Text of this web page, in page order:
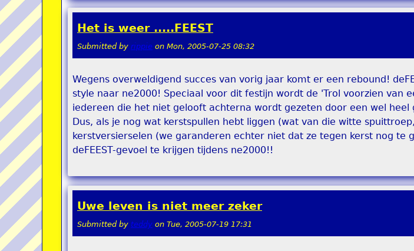
Het is weer .....FEEST
Submitted by rippie on Mon, 2005-07-25 08:32
Wegens overweldigend succes van vorig jaar komt er een rebound!
style naar ne2000! Speciaal voor dit festijn wordt de 'Trol voorzien van
iedereen die het niet gelooft achterna wordt gezeten door een wel heel
Dus, als je nog wat kerstspullen hebt liggen (wat van die witte
kerstversierselen (we garanderen echter niet dat ze tegen kerst nog te
deFEEST-gevoel te krijgen tijdens ne2000!!
Uwe leven is niet meer zeker
Submitted by teddy on Tue, 2005-07-19 17:31